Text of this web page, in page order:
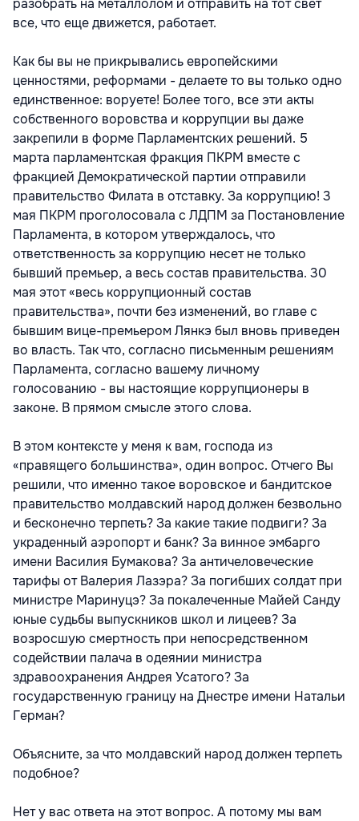
разобрать на металлолом и отправить на тот свет
все, что еще движется, работает.
Как бы вы не прикрывались европейскими
ценностями, реформами - делаете то вы только одно
единственное: воруете! Более того, все эти акты
собственного воровства и коррупции вы даже
закрепили в форме Парламентских решений. 5
марта парламентская фракция ПКРМ вместе с
фракцией Демократической партии отправили
правительство Филата в отставку. За коррупцию! 3
мая ПКРМ проголосовала с ЛДПМ за Постановление
Парламента, в котором утверждалось, что
ответственность за коррупцию несет не только
бывший премьер, а весь состав правительства. 30
мая этот «весь коррупционный состав
правительства», почти без изменений, во главе с
бывшим вице-премьером Лянкэ был вновь приведен
во власть. Так что, согласно письменным решениям
Парламента, согласно вашему личному
голосованию - вы настоящие коррупционеры в
законе. В прямом смысле этого слова.
В этом контексте у меня к вам, господа из
«правящего большинства», один вопрос. Отчего Вы
решили, что именно такое воровское и бандитское
правительство молдавский народ должен безвольно
и бесконечно терпеть? За какие такие подвиги? За
украденный аэропорт и банк? За винное эмбарго
имени Василия Бумакова? За античеловеческие
тарифы от Валерия Лазэра? За погибших солдат при
министре Маринуцэ? За покалеченные Майей Санду
юные судьбы выпускников школ и лицеев? За
возросшую смертность при непосредственном
содействии палача в одеянии министра
здравоохранения Андрея Усатого? За
государственную границу на Днестре имени Натальи
Герман?
Объясните, за что молдавский народ должен терпеть
подобное?
Нет у вас ответа на этот вопрос. А потому мы вам